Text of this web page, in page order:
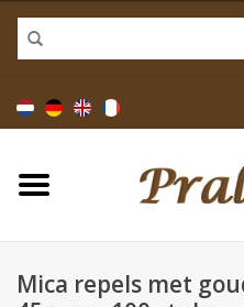
Home
Doosjes
Linten & decoratie
Mica repels met